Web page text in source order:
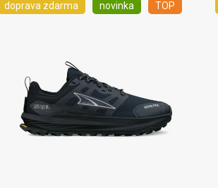
doprava zdarma novinka TOP